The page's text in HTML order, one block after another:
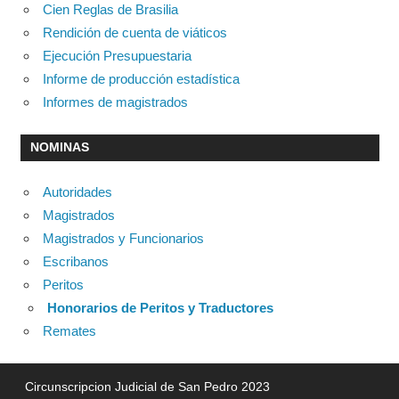
Cien Reglas de Brasilia
Rendición de cuenta de viáticos
Ejecución Presupuestaria
Informe de producción estadística
Informes de magistrados
NOMINAS
Autoridades
Magistrados
Magistrados y Funcionarios
Escribanos
Peritos
Honorarios de Peritos y Traductores
Remates
Circunscripcion Judicial de San Pedro 2023